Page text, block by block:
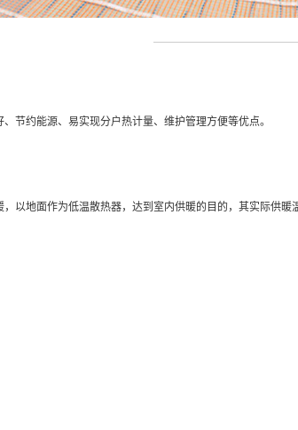
约能源、易实现分户热计量、维护管理方便等优点。